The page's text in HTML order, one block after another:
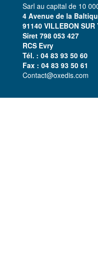
Sarl au capital de 10
4 Avenue de la
91140 VILLEBON SUR
Siret 798 053 427
RCS Evry​
Tél. : 04 83 93 50 60
Fax : 04 83 93 50 61
Contact@oxedis.com